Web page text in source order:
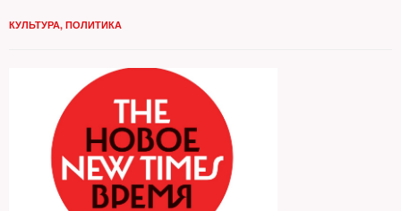
КУЛЬТУРА, ПОЛИТИКА